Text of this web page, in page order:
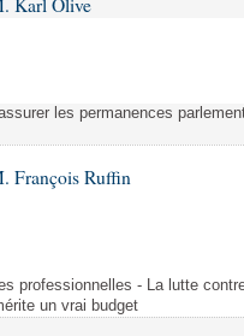
Karl Olive
les permanences
François Ruffin
professionnelles - La lutte
un vrai budget